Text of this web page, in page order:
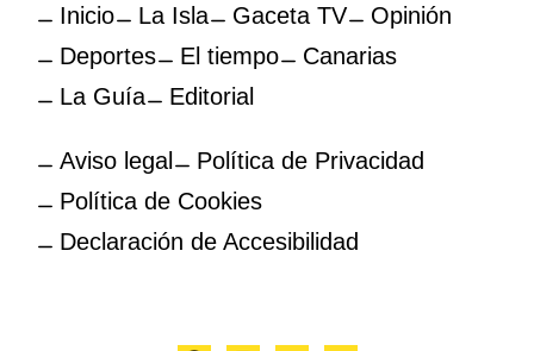
Inicio La Isla Gaceta TV
Opinión
Deportes
El tiempo
Canarias
La Guía
Editorial
Aviso legal
Política de Privacidad
Política de Cookies
Declaración de Accesibilidad